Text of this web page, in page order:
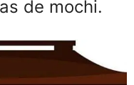
de mochi.